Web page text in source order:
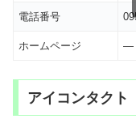
電話番号
ホームページ ―
アイコンタクト